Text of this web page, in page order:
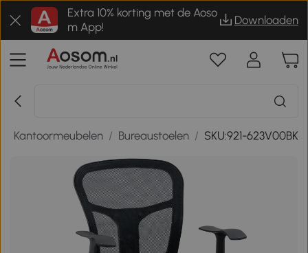
Extra 10% korting met de Aoso
m App!
Downloaden
Kantoormeubelen / Bureaustoelen / SKU:921-623V00BK